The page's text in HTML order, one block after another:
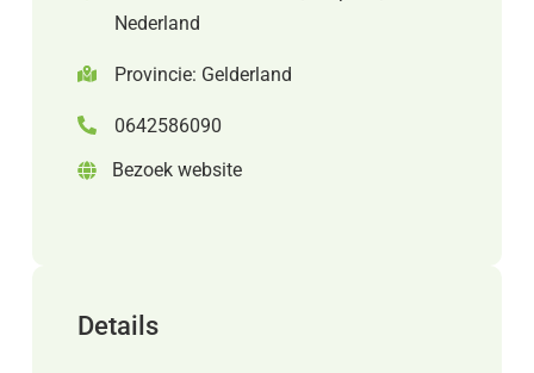
Nederland
Provincie: Gelderland
0642586090
Bezoek website
Details